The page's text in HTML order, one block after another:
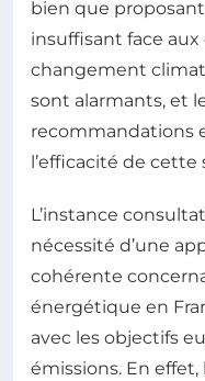
bien que
insuffisant face
changement
sont alarmants, et
recommandations
l’efficacité de cette
L’instance
nécessité d’une
cohérente
énergétique en
avec les objectifs
émissions. En